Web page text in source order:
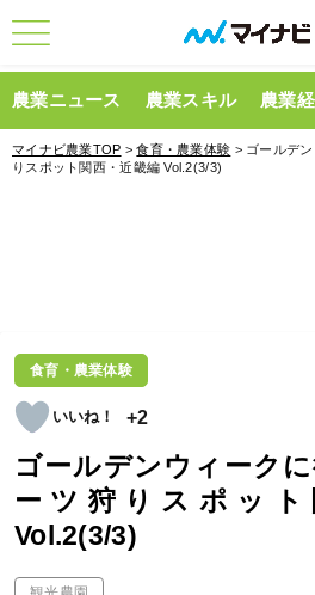
農業ニュース 農業スキル 農業
マイナビ農業TOP >食育・農業体験 > ゴールデ
りスポット関西・近畿編 Vol.2(3/3)
食育・農業体験
+2
ゴールデンウィーク
ーツ狩りスポット
Vol.2(3/3)